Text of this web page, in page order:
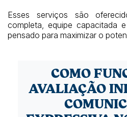
Esses serviços são
completa, equipe capacitada
pensado para maximizar o
COMO
AVALIAÇÃO